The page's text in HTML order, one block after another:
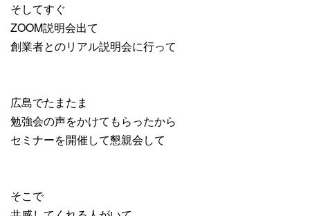
そしてすぐ
ZOOM説明会出て
創業者とのリアル説明会に行って
広島でたまたま
勉強会の声をかけてもらったから
セミナーを開催して懇親会して
そこで